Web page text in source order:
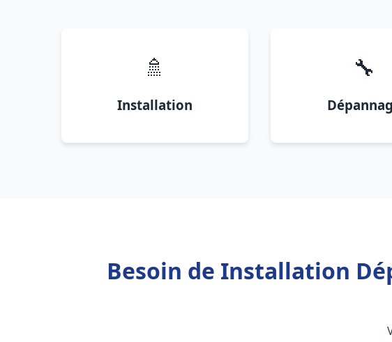
🚿
Installation
🔧
Besoin de Installation